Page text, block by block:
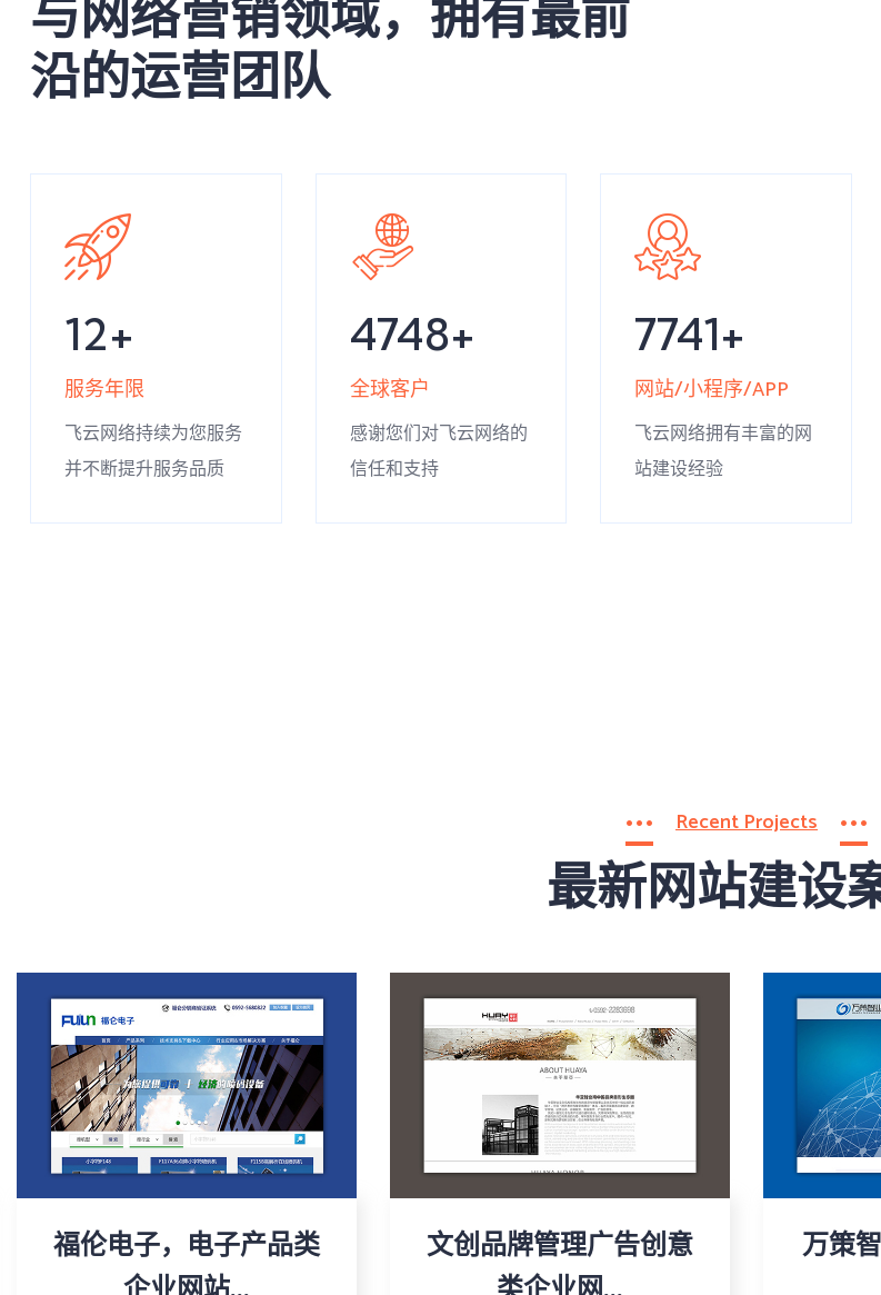
与网络营销领域，拥有最前
沿的运营团队
14
服务年限
飞云网络持续为您服务
并不断提升服务品质
5234
全球客户
感谢您们对飞云网络的
信任和支持
8532
网站/小程序/APP
飞云网络拥有丰富的网
站建设经验
Recent Projects
最新网站建设
福伦电子，电子产品类
企业网站...
文创品牌管理广告创意
类企业网...
万策